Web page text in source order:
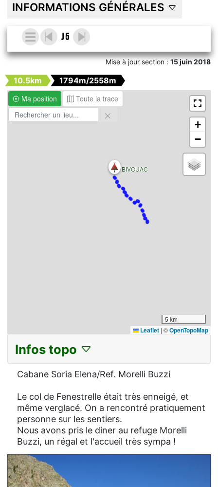
INFORMATIONS GÉNÉRALES
J 5
Mise à jour section :15 juin 2018
10.5km
1794m/2558m
Ma position
Toute la trace
BIVOUAC
+
−
5 km
Leaflet | ©OpenTopoMap
Infos topo
Cabane Soria Elena/Ref. Morelli Buzzi
Le col de Fenestrelle était très enneigé, et
même verglacé. On a rencontré pratiquement
personne sur les sentiers.
Nous avons pris le diner au refuge Morelli
Buzzi, un régal et l'accueil très sympa !